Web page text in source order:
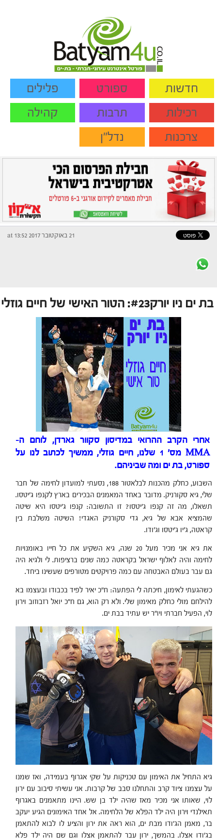
חדשות ספורט
פלילים
רכילות
תרבות
קהילה
צרכנות
נדל"ן
21 באוקטובר 2017 at 13:52
בת ים ניו יורק#23: הטור האישי של חיים גוזלי
אחרי הקרב ההרואיבמדיסון סקוור גארדן, לוחם ה-
MMA מס' 1 שלנו, חיים גוזלי, ממשיך לכתוב לנו על
ספורט, בת ים ומה שביניהם.
השבוע, כחלק מהכנות לבלאטור 188, נסעתי למועדון לחימה של חבר
שלי, גיא סקורניק. מדובר באחד המאמנים הבכירים בארץ לקנפו ג'יטסו.
תשאלו, מה זה קנפו ג'יטסו? זו התשובה: קנפו ג'יטסו היא שיטה
שהמציא אבא של גיא, גדי סקורניק האגדי! השיטה משלבת בין
קראטה, ג'יו ג'יטסו וג'ודו.
את גיא אני מכיר מעל 20 שנה, גיא השקיע את כל חייו באומנויות
לחימה והיה לאלוף ישראל בקראטה כמה שנים ברציפות. לי ולגיא היה
גם עבר בעולם האבטחה עם כמה פרויקטים מטורפים שעשינו ביחד.
כשהגעתי לאימון, חיכתה לי הפתעה: ח"כ יאיר לפיד בכבודו ובעצמו בא
להילחם מולי כחלק מאימון שלי. ולא רק הוא, גם ח"כ יואל רזבוזוב וירון
לוי, הפעיל חברתי ויו"ר יש עתיד בבת ים.
גיא התחיל את האימון עם טכניקות על שקי אגרוף בעמידה, ואז שמנו
על עצמנו ציוד קרב והתחלנו סבב של קרבות. אני עשיתי סיבוב עם ירון
לוי, שאותו אני מכיר מאז שהיה ילד בן שש. היינו מתאמנים באגרוף
תאילנדי וירון היה ילד הפלא של הלחימה. אל אחד האימונים הגיע יעקב
בר, מאמן הג’ודו מבת ים, הוא ראה את ירון והציע לו לבוא להתאמן
בג'ודו אצלו. בהמשך, ירון עבר להתאמן אצלו וגם שם היה ילד פלא